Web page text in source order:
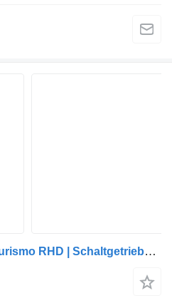
Mercedes-Benz O 350 Tourismo RHD | Schaltgetriebe | Neulack | 54 SS |